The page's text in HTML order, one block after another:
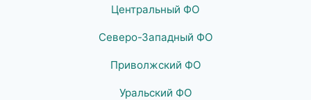
Центральный ФО
Северо-Западный ФО
Приволжский ФО
Уральский ФО